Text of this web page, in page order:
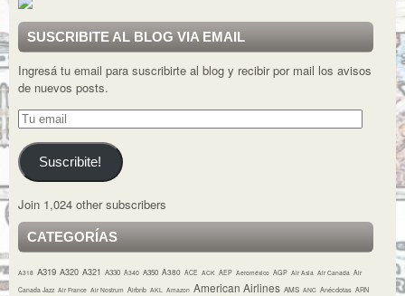
SUSCRIBITE AL BLOG VIA EMAIL
Ingresá tu email para suscribirte al blog y recibir por mail los avisos
de nuevos posts.
Tu
Suscribite!
Join 1,024 other subscribers
CATEGORÍAS
A318 A319 A320 A321 A330 A340 A350 A380 ACE ACK AEP Aeroméxico AGP Air Asia Air Canada Air
Canada Jazz Air France Air Nostrum Airbnb AKL Amazon American Airlines AMS ANC Anécdotas ARN